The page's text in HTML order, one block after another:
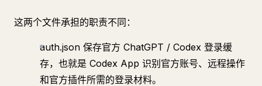
这两个文件承担的职责不同：
auth.json 保存官方 ChatGPT / Codex 登录缓
存，也就是 Codex App 识别官方账号、远程操作
和官方插件所需的登录材料。